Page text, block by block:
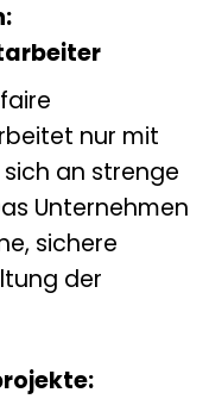
nur mit
an strenge
Unternehmen
sichere
der